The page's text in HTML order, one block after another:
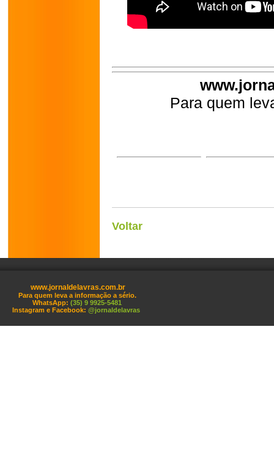
Para quem
Voltar
www.jornaldelavras.com.br
Para quem leva a informação a sério.
WhatsApp: (35) 9 9925-5481
Instagram e Facebook: @jornaldelavras